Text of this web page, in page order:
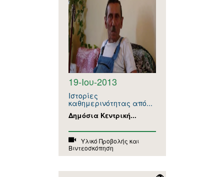
19-Ιου-2013
Ιστορίες
καθημερινότητας από...
Δημόσια Κεντρική...
Υλικό Προβολής και
Βιντεοσκόπηση